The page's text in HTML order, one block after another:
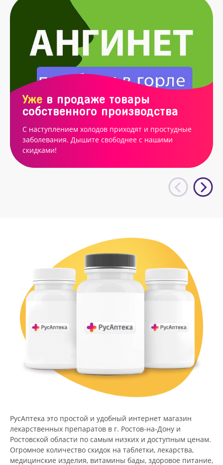
Уже в продаже товары
собственного производства
С наступлением холодов приходят и простудные
заболевания. Дышите свободнее с нашими
скидками!
РусАптека это простой и удобный интернет магазин
лекарственных препаратов в г. Ростов-на-Дону и
Ростовской области по самым низких и доступным ценам.
Огромное количество скидок на таблетки, лекарства,
медицинские изделия, витамины бады, здоровое питание,